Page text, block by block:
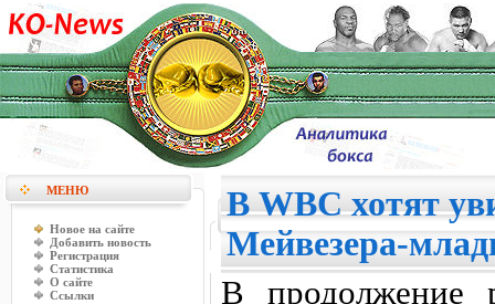
МЕНЮ
Новое на сайте
Добавить новость
Регистрация
Статистика
О сайте
Ссылки
В WBC хотят
Мейвезера-
В продолжение